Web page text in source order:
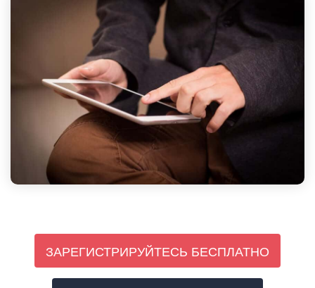
ЗАРЕГИСТРИРУЙТЕСЬ БЕСПЛАТНО